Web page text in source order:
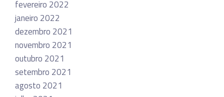
fevereiro 2022
janeiro 2022
dezembro 2021
novembro 2021
outubro 2021
setembro 2021
agosto 2021